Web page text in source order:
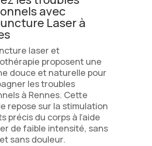
avec
Laser à
laser et
proposent une
douce et naturelle pour
les troubles
à Rennes. Cette
repose sur la stimulation
précis du corps à l’aide
de faible intensité, sans
sans douleur.